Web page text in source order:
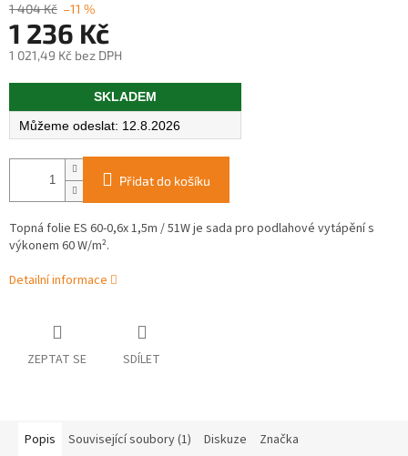
1 404 Kč –11 %
1 236 Kč
1 021,49 Kč bez DPH
Měrná
SKLADEM
12.8.2026
Přidat do košíku
Topná folie ES 60-0,6x 1,5m / 51W je sada pro podlahové vytápění s
výkonem 60 W/m².
Detailní informace
ZEPTAT SE SDÍLET
Popis Související soubory (1) Diskuze Značka